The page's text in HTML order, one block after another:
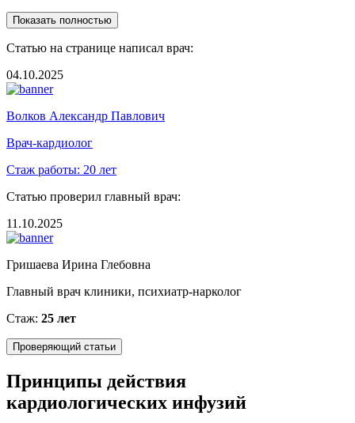
Показать полностью
Статью на странице написал врач:
04.10.2025
Волков Александр Павлович
Врач-кардиолог
Стаж работы: 20 лет
Статью проверил главный врач:
11.10.2025
Гришаева Ирина Глебовна
Главный врач клиники, психиатр-нарколог
Стаж: 25 лет
Проверяющий статьи
Принципы действия
кардиологических инфузий